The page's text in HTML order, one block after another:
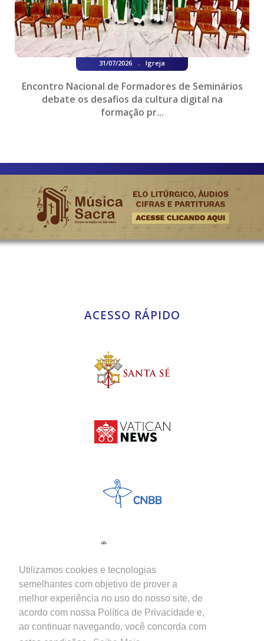
Utilizamos cookies e tecnologias
semelhantes com objetivo de prover a
melhor experiência no uso do nosso site, de
acordo com nossa Política de Privacidade e,
ao continuar navegando, você concorda com
31/07/2026 . Igreja
Encontro Nacional de Formadores de Seminários
debate os desafios da cultura digital na
formação pr...
ACESSO RÁPIDO